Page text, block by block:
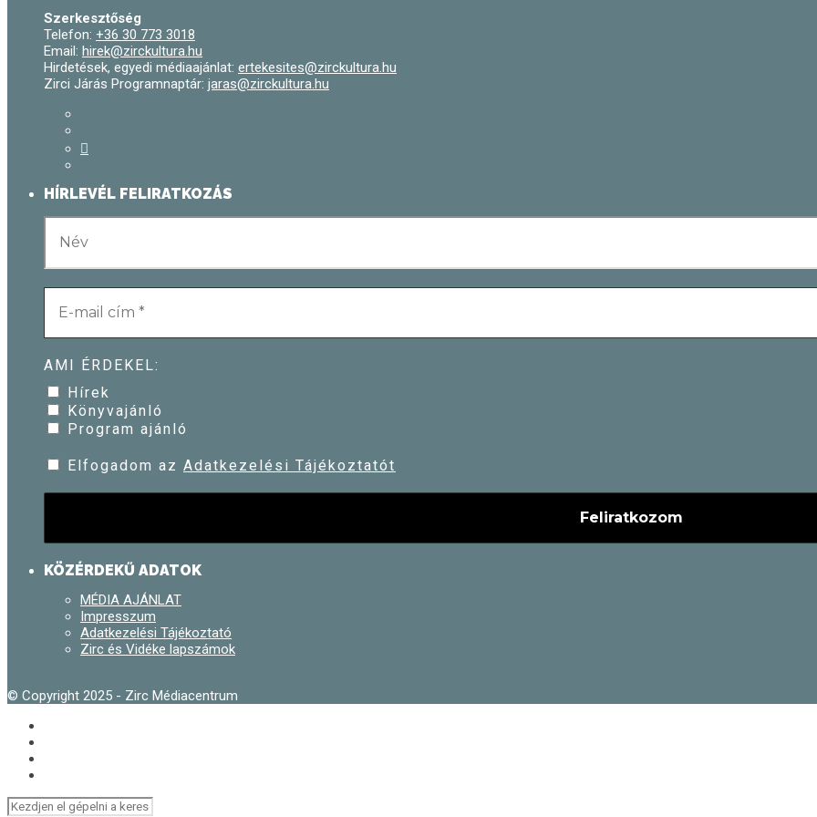
Szerkesztőség
Telefon: +36 30 773 3018
Email: hirek@zirckultura.hu
Hirdetések, egyedi médiaajánlat: ertekesites@zirckultura.hu
Zirci Járás Programnaptár: jaras@zirckultura.hu
HÍRLEVÉL FELIRATKOZÁS
AMI ÉRDEKEL:
Hírek
Könyvajánló
Program ajánló
Elfogadom az Adatkezelési Tájékoztatót
KÖZÉRDEKŰ ADATOK
MÉDIA AJÁNLAT
Impresszum
Adatkezelési Tájékoztató
Zirc és Vidéke lapszámok
© Copyright 2025 - Zirc Médiacentrum